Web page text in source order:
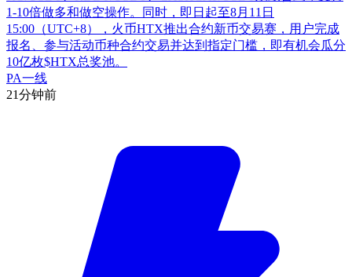
1-10倍做多和做空操作。同时，即日起至8月11日
15:00（UTC+8），火币HTX推出合约新币交易赛，用户完成
报名、参与活动币种合约交易并达到指定门槛，即有机会瓜分
10亿枚$HTX总奖池。
PA一线
21分钟前